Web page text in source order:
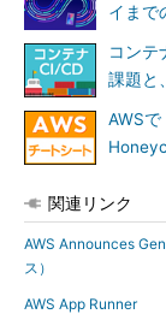
イまで
コンテ
課題と
AWS
関連リンク
AWS Announces
ス）
AWS App Runner